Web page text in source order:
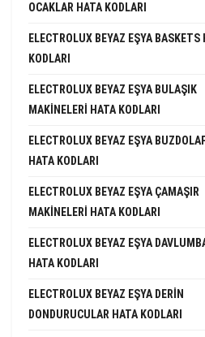
OCAKLAR HATA KODLARI
ELECTROLUX BEYAZ EŞYA BASKETS
KODLARI
ELECTROLUX BEYAZ EŞYA BULAŞIK
MAKINELERI HATA KODLARI
ELECTROLUX BEYAZ EŞYA
HATA KODLARI
ELECTROLUX BEYAZ EŞYA ÇAMAŞIR
MAKINELERI HATA KODLARI
ELECTROLUX BEYAZ EŞYA
HATA KODLARI
ELECTROLUX BEYAZ EŞYA DERIN
DONDURUCULAR HATA KODLARI